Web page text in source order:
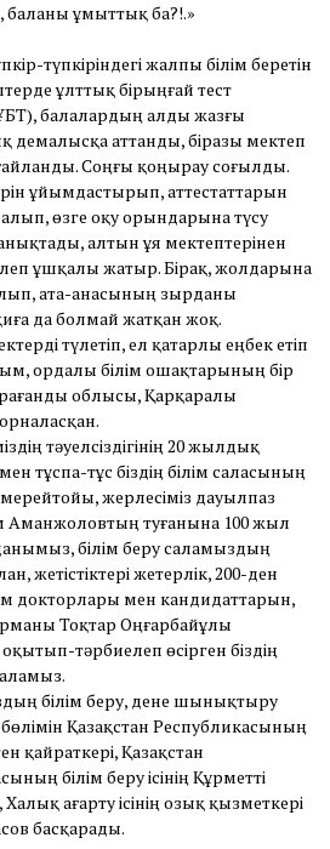
баланы ұмыттық ба?!.»
түпкіріндегі жалпы білім беретін
ұлттық бірыңғай тест
балалардың алды жазғы
демалысқа аттанды, біразы мектеп
Соңғы қоңырау соғылды.
ұйымдастырып, аттестаттарын
өзге оқу орындарына түсу
алтын ұя мектептерінен
ұшқалы жатыр. Бірақ, жолдарына
ата-анасының зырданы
да болмай жатқан жоқ.
түлетіп, ел қатарлы еңбек етіп
ордалы білім ошақтарының бір
облысы, Қарқаралы
тәуелсіздігінің 20 жылдық
тұспа-тұс біздің білім саласының
жерлесіміз дауылпаз
Аманжоловтың туғанына 100 жыл
білім беру саламыздың
жетістіктері жетерлік, 200-ден
докторлары мен кандидаттарын,
Тоқтар Оңғарбайұлы
оқытып-тәрбиелеп өсірген біздің
білім беру, дене шынықтыру
Қазақстан Республикасының
қайраткері, Қазақстан
білім беру ісінің Құрметті
ағарту ісінің озық қызметкері
басқарады.